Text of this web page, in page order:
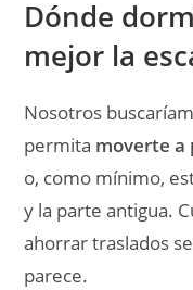
punto, pero para
funciona muy bien
Organiza tu viaje
Recursos útiles
escapada.